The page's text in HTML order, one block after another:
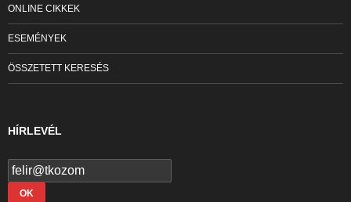
ONLINE CIKKEK
ESEMÉNYEK
ÖSSZETETT KERESÉS
HÍRLEVÉL